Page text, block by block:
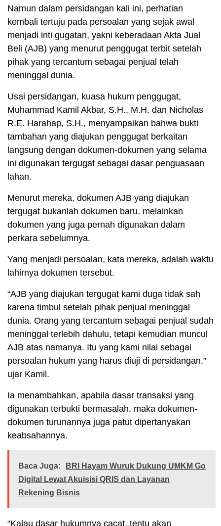
Namun dalam persidangan kali ini, perhatian
kembali tertuju pada persoalan yang sejak awal
menjadi inti gugatan, yakni keberadaan Akta Jual
Beli (AJB) yang menurut penggugat terbit setelah
pihak yang tercantum sebagai penjual telah
meninggal dunia.
Usai persidangan, kuasa hukum penggugat,
Muhammad Kamil Akbar, S.H., M.H. dan Nicholas
R.E. Harahap, S.H., menyampaikan bahwa bukti
tambahan yang diajukan penggugat berkaitan
langsung dengan dokumen-dokumen yang selama
ini digunakan tergugat sebagai dasar penguasaan
lahan.
Menurut mereka, dokumen AJB yang diajukan
tergugat bukanlah dokumen baru, melainkan
dokumen yang juga pernah digunakan dalam
perkara sebelumnya.
Yang menjadi persoalan, kata mereka, adalah waktu
lahirnya dokumen tersebut.
“AJB yang diajukan tergugat kami duga tidak sah
karena timbul setelah pihak penjual meninggal
dunia. Orang yang tercantum sebagai penjual sudah
meninggal terlebih dahulu, tetapi kemudian muncul
AJB atas namanya. Itu yang kami nilai sebagai
persoalan hukum yang harus diuji di persidangan,”
ujar Kamil.
Ia menambahkan, apabila dasar transaksi yang
digunakan terbukti bermasalah, maka dokumen-
dokumen turunannya juga patut dipertanyakan
keabsahannya.
Baca Juga:
BRI Hayam Wuruk Dukung UMKM Go
Digital Lewat Akuisisi QRIS dan Layanan
Rekening Bisnis
“Kalau dasar hukumnya cacat, tentu akan